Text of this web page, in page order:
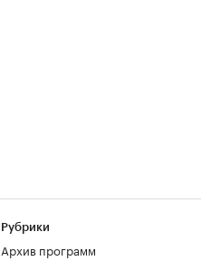
Рубрики
Архив программ